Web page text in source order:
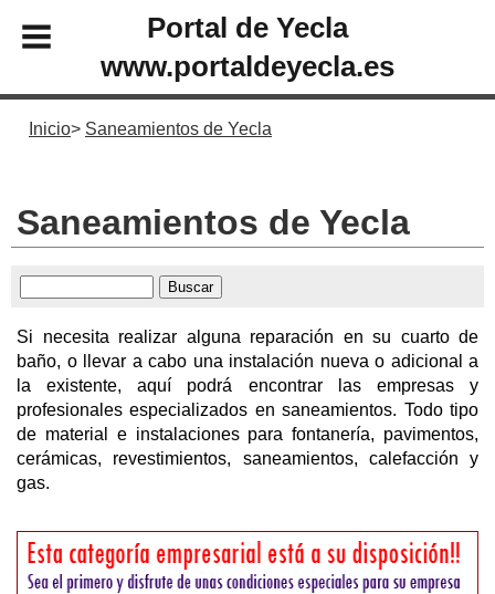
Portal de Yecla
www.portaldeyecla.es
Inicio Saneamientos de Yecla
Saneamientos de Yecla
Si necesita realizar alguna reparación en su cuarto de
baño, o llevar a cabo una instalación nueva o adicional a
la existente, aquí podrá encontrar las empresas y
profesionales especializados en saneamientos. Todo tipo
de material e instalaciones para fontanería, pavimentos,
cerámicas, revestimientos, saneamientos, calefacción y
gas.